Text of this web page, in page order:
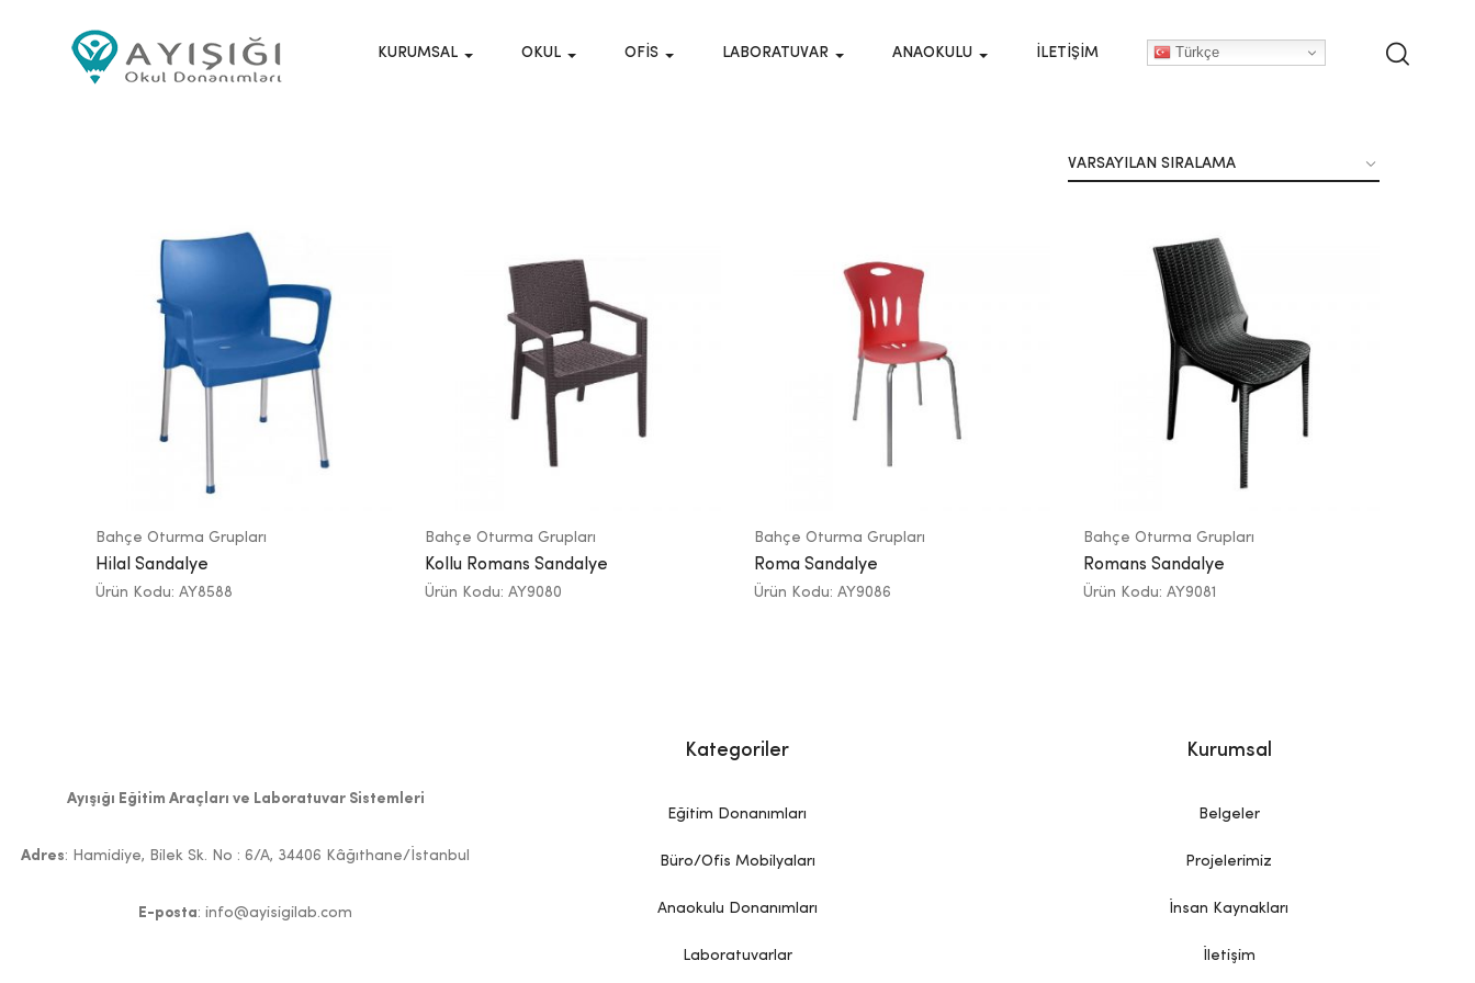
KURUMSAL OKUL OFIS LABORATUVAR ANAOKULU İLETIŞIM Türkçe
Bahçe Oturma Grupları
Hilal Sandalye
Ürün Kodu: AY8588
Bahçe Oturma Grupları
Kollu Romans Sandalye
Ürün Kodu: AY9080
Bahçe Oturma Grupları
Roma Sandalye
Ürün Kodu: AY9086
Bahçe Oturma Grupları
Romans Sandalye
Ürün Kodu: AY9081
Ayışığı Eğitim Araçları ve Laboratuvar Sistemleri
Adres: Hamidiye, Bilek Sk. No : 6/A, 34406 Kâğıthane/İstanbul
E-posta: info@ayisigilab.com
Kategoriler
Eğitim Donanımları
Büro/Ofis Mobilyaları
Anaokulu Donanımları
Laboratuvarlar
Kurumsal
Belgeler
Projelerimiz
İnsan Kaynakları
İletişim